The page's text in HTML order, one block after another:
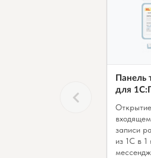
Панель
для
записи
из 1С в 1